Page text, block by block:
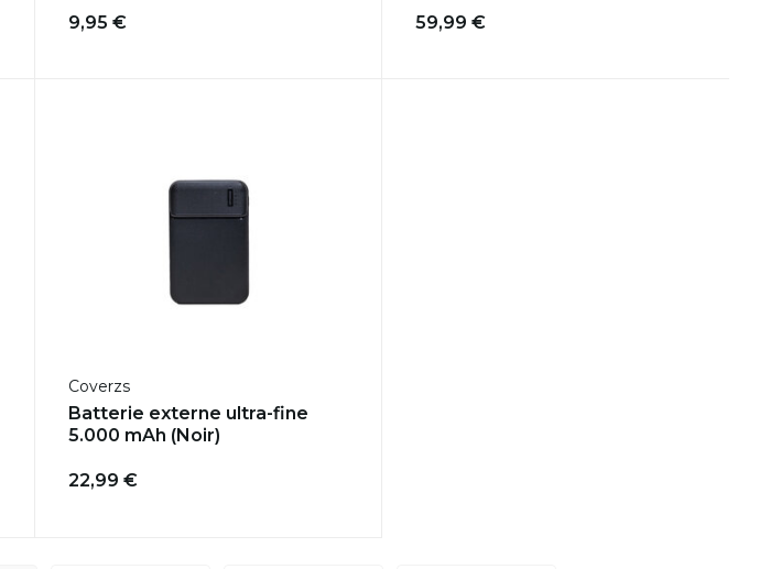
9,95 € 59,99 €
Coverzs
Batterie externe ultra-fine
5.000 mAh (Noir)
22,99 €